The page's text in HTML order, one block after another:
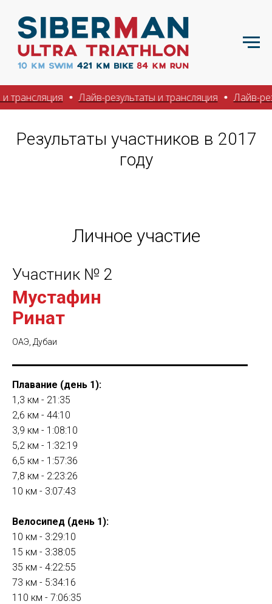
Лайв-результаты и трансляция Лайв-
Результаты участников в 2017
году
Личное участие
Участник № 2
Мустафин
Ринат
ОАЭ, Дубаи
Плавание (день 1):
1,3 км - 21:35
2,6 км - 44:10
3,9 км - 1:08:10
5,2 км - 1:32:19
6,5 км - 1:57:36
7,8 км - 2:23:26
10 км - 3:07:43
Велосипед (день 1):
10 км - 3:29:10
15 км - 3:38:05
35 км - 4:22:55
73 км - 5:34:16
110 км - 7:06:35